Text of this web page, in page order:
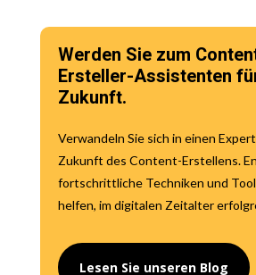
Werden Sie zum
Ersteller-Assistenten
Zukunft.
Verwandeln Sie sich in einen
Zukunft des Content-Erstellens.
fortschrittliche Techniken und
helfen, im digitalen Zeitalter
Lesen Sie unseren Blog